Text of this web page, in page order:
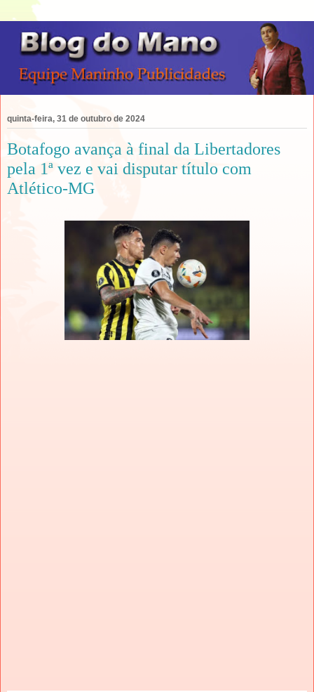
quinta-feira, 31 de outubro de 2024
Botafogo avança à final da Libertadores
pela 1ª vez e vai disputar título com
Atlético-MG